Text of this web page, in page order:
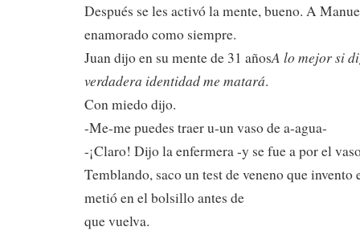
Después se les activó la mente, bueno. A
enamorado como siempre.
Juan dijo en su mente de 31 añosA lo mejor si
verdadera identidad me matará.
Con miedo dijo.
-Me-me puedes traer u-un vaso de a-agua-
-¡Claro! Dijo la enfermera -y se fue a por el
Temblando, saco un test de veneno que invento
metió en el bolsillo antes de
que vuelva.